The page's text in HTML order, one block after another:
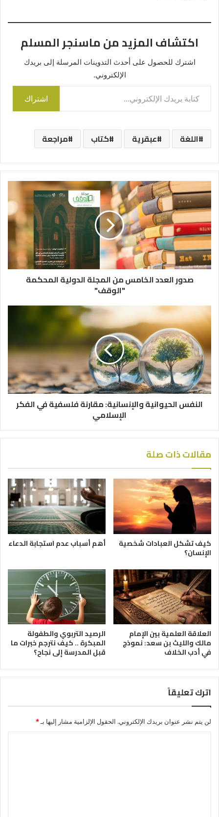
اكتشاف المزيد من ماسنجر المسلم
اشترك للحصول على أحدث التدوينات المرسلة إلى بريدك
الإلكتروني.
كتابة بريدك الإلكتروني...
اشتراك
اللغة عبقرية كتاب مراجعة
صدور العدد الخامس من المجلة الدولية المحكمة
"الوقف"
النفس الحيوانية والإنسانية: مقارنة فلسفية في الفكر
الإسلامي
مقالات ذات صلة
كيف تشكل العبادات شخصية
الإنسان؟
أهم أسباب عدم استجابة الدعاء
العلاقة العلمية بين الإمام
مالك والليث بن سعد: نموذج
في أدب الخلاف
الرصيد التربوي والطفولة
المبكرة .. كيف نترجم خبرات ما
قبل المدرسة إلى نجاح؟
اترك تعليقاً
لن يتم نشر عنوان بريدك الإلكتروني. الحقول الإلزامية مشار إليها بـ*